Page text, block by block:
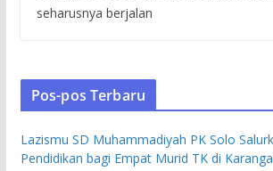
seharusnya berjalan
Pos-pos Terbaru
Lazismu SD Muhammadiyah PK Solo
Pendidikan bagi Empat Murid TK di